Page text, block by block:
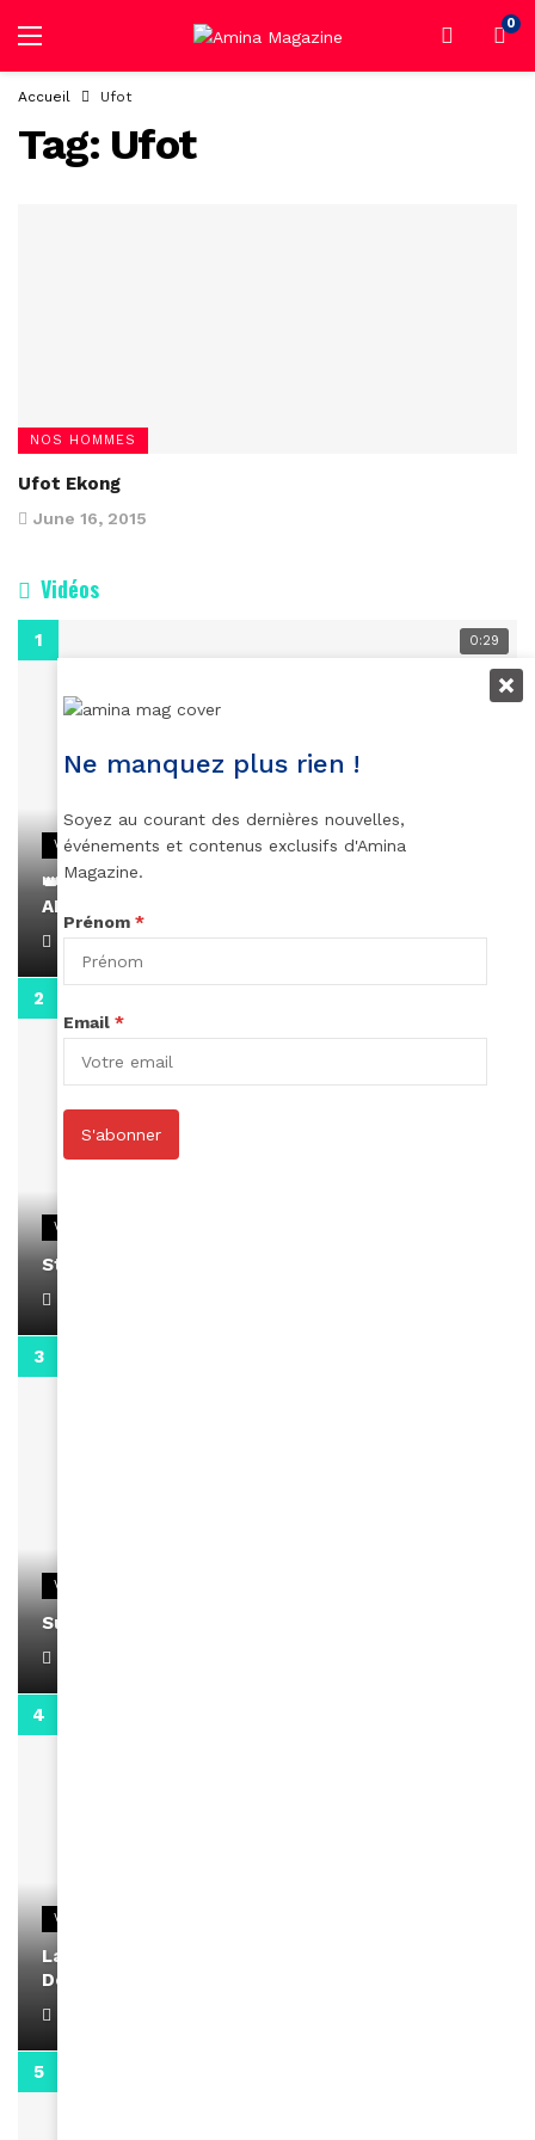
0
Accueil Ufot
Tag: Ufot
NOS HOMMES
Ufot Ekong
June 16, 2015
Vidéos
0:29
VIDEOS
👑 Remerciements à Ayden pour son message sur
AMINA, le Magazine de la Femme
April 1, 2022
VIDEOS
Stacy passe un message
VIDEOS
Support Black Business Wee-kend
VIDEOS
La rubrique santé speciale coronavirus du
Docteur Makanda
Ne manquez plus rien !
Soyez au courant des dernières nouvelles,
événements et contenus exclusifs d'Amina
Magazine.
Prénom *
Email *
S'abonner